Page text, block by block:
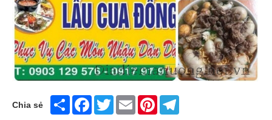
Chia sẻ Share FacebookTwitter Email Pinterest